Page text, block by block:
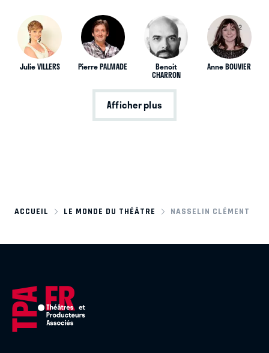
Julie VILLERS Pierre PALMADE Benoit
CHARRON
Anne BOUVIER
Afficher plus
ACCUEIL LE MONDE DU THÉÂTRE NASSELIN CLÉMENT